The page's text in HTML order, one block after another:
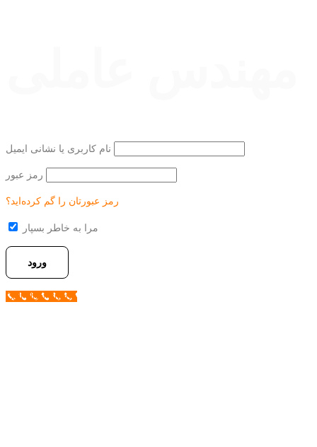
نام کاربری یا نشانی ایمیل
رمز عبور
رمز عبورتان را گم کرده‌اید؟
مرا به خاطر بسپار
Call Now Button